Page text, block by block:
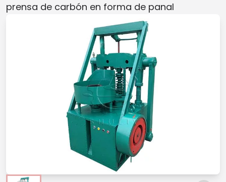
prensa de carbón en forma de panal